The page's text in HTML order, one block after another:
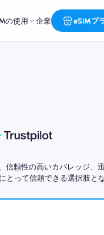
の使用 企業 eSIMプ
信頼性の高いカバレッジ、
って信頼できる選択肢と